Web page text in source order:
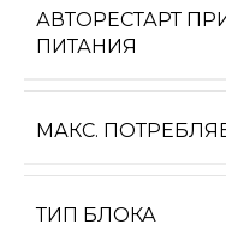
АВТОРЕСТАРТ
ПИТАНИЯ
МАКС.
ТИП БЛОКА